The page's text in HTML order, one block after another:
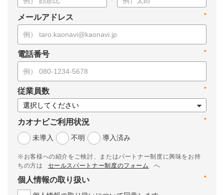
*
メールアドレス
*
電話番号
*
従業員数
*
カオナビご利用状況
未導入
不明 導入済み
※お客様への紹介をご検討、またはパートナー制度に興味をお持
ちの方は
セールスパートナー制度のフォーム
へ
*
個人情報の取り扱い